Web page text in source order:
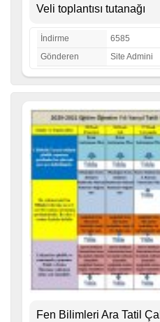
Veli toplantısı tutanağı
İndirme
6585
Gönderen
Site Admini
Fen Bilimleri Ara Tatil